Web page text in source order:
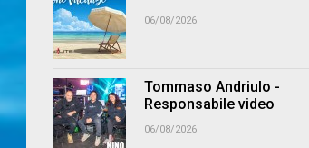
06/08/2026
Tommaso Andriulo -
Responsabile video
06/08/2026